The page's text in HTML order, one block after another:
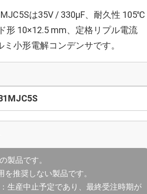
は35V / 330µF、耐久性 105℃
形 10×12.5 mm、定格リプル電流
小形電解コンデンサです。
製品です。
を推奨しない製品です。
生産中止予定であり、最終受注時期が